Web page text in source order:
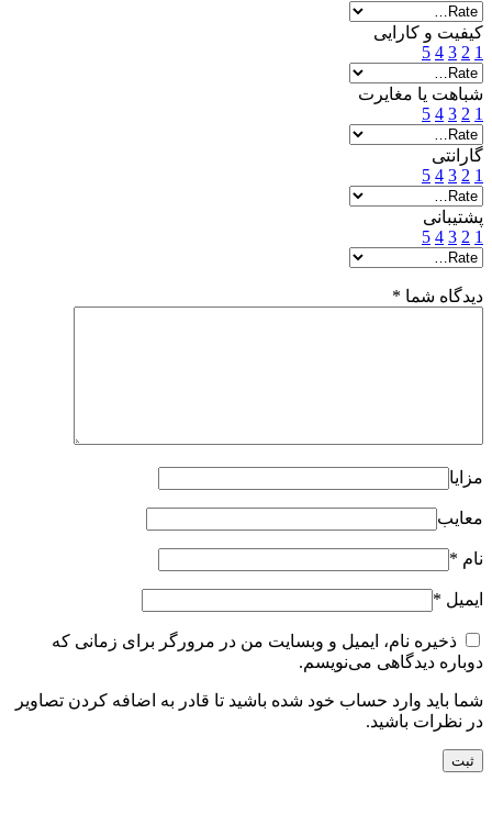
کیفیت و کارایی
1
2
3
4
5
شباهت یا مغایرت
1
2
3
4
5
گارانتی
1
2
3
4
5
پشتیبانی
1
2
3
4
5
دیدگاه شما *
مزایا
معایب
نام *
ایمیل *
ذخیره نام، ایمیل و وبسایت من در مرورگر برای زمانی که
دوباره دیدگاهی می‌نویسم.
شما باید وارد حساب خود شده باشید تا قادر به اضافه کردن تصاویر
در نظرات باشید.